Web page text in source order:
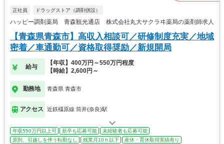
正社員 ドラッグストア（調剤併設）
ハッピー調剤薬局 青森観光通店 株式会社丸大サクラヰ薬局の薬剤師求人
【青森県青森市】高収入相談可／研修制度充実／地域
密着／車通勤可／資格取得奨励／新規開局
給与
【年収】400万円～550万円程度
【時給】2,600円～
勤務地 青森県 青森市
アクセス 近鉄橿原線 筒井(奈良)駅
年収550万円以上可 新卒も応募可能
未経験者も応募可能
原則、引越しを伴う転勤なし
残業月10ｈ以下
産休・育休取得実績有り